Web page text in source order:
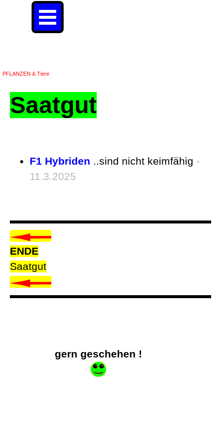
Direkt zum Seiteninhalt
PFLANZEN & Tiere
Saatgut
F1 Hybriden ..sind nicht keimfähig -
11.3.2025
ENDE
Saatgut
gern geschehen !